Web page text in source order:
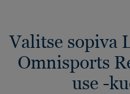
Valitse sopiva
Omnisports
use -